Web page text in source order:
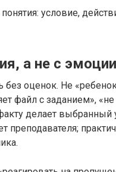
условие,
а не с
оценок. Не «ребенок
файл с заданием»,
делает выбранный
преподавателя;